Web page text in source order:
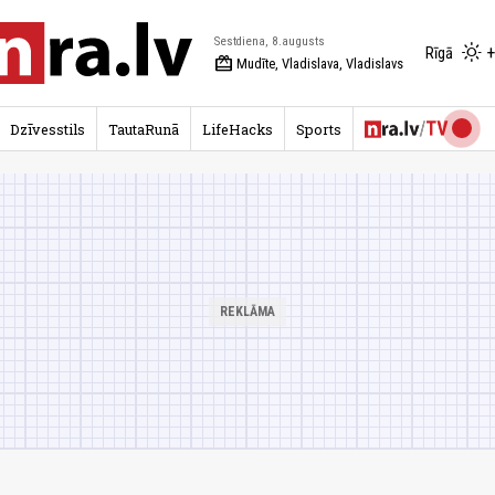
Sestdiena, 8.augusts
redeem Mudīte, Vladislava, Vladislavs
Rīgā
Dzīvesstils TautaRunā LifeHacks Sports